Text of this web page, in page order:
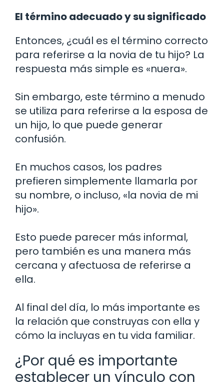
El término adecuado y su significado
Entonces, ¿cuál es el término correcto
para referirse a la novia de tu hijo? La
respuesta más simple es «nuera».
Sin embargo, este término a menudo
se utiliza para referirse a la esposa de
un hijo, lo que puede generar
confusión.
En muchos casos, los padres
prefieren simplemente llamarla por
su nombre, o incluso, «la novia de mi
hijo».
Esto puede parecer más informal,
pero también es una manera más
cercana y afectuosa de referirse a
ella.
Al final del día, lo más importante es
la relación que construyas con ella y
cómo la incluyas en tu vida familiar.
¿Por qué es importante
establecer un vínculo con